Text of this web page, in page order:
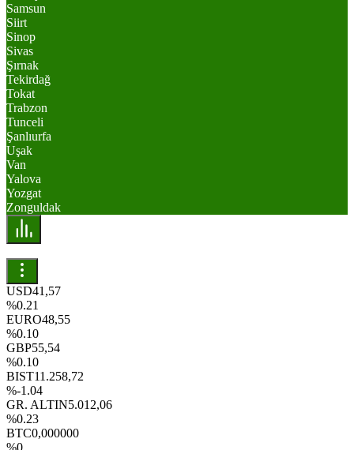
Samsun
Siirt
Sinop
Sivas
Şırnak
Tekirdağ
Tokat
Trabzon
Tunceli
Şanlıurfa
Uşak
Van
Yalova
Yozgat
Zonguldak
USD41,57
%0.21
EURO48,55
%0.10
GBP55,54
%0.10
BIST11.258,72
%-1.04
GR. ALTIN5.012,06
%0.23
BTC0,000000
%0